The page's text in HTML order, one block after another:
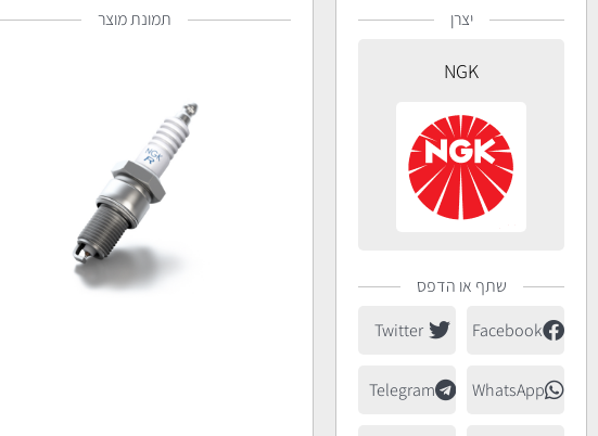
יצרן
NGK
שתף או הדפס
Facebook
Twitter
WhatsApp
Telegram
תמונת מוצר